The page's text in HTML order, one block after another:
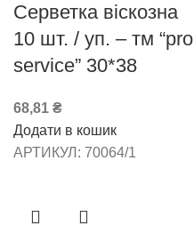
Серветка віскозна
10 шт. / уп. – тм “pro
service” 30*38
68,81 ₴
Додати в кошик
АРТИКУЛ: 70064/1